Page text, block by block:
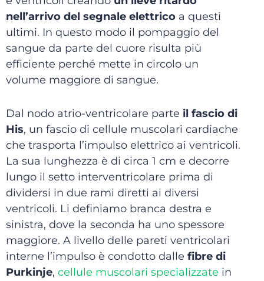
nell’arrivo del segnale elettrico a questi
ultimi. In questo modo il pompaggio del
sangue da parte del cuore risulta più
efficiente perché mette in circolo un
volume maggiore di sangue.
Dal nodo atrio-ventricolare parte il fascio di
His, un fascio di cellule muscolari cardiache
che trasporta l’impulso elettrico ai ventricoli.
La sua lunghezza è di circa 1 cm e decorre
lungo il setto interventricolare prima di
dividersi in due rami diretti ai diversi
ventricoli. Li definiamo branca destra e
sinistra, dove la seconda ha uno spessore
maggiore. A livello delle pareti ventricolari
interne l’impulso è condotto dalle fibre di
Purkinje, cellule muscolari specializzate in